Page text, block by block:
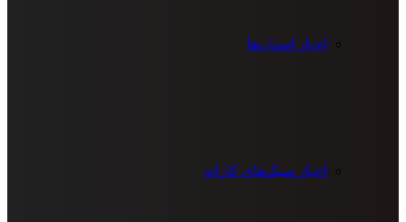
اخبار استان‌ها
اخبار سبک‌های کاراته